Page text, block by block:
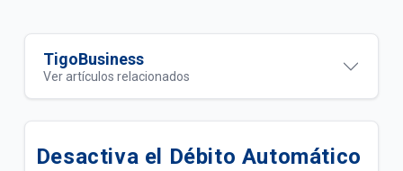
TigoBusiness
Ver artículos relacionados
Actualizamos su Internet+ TV Lite Plus | B2B
Actualizamos su plan Internet + TV Lite | B2B
Desactiva el Débito Automático